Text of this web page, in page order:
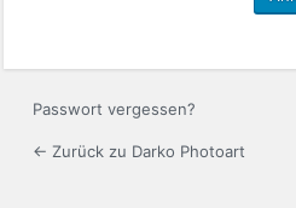
Passwort vergessen?
← Zurück zu Darko Photoart